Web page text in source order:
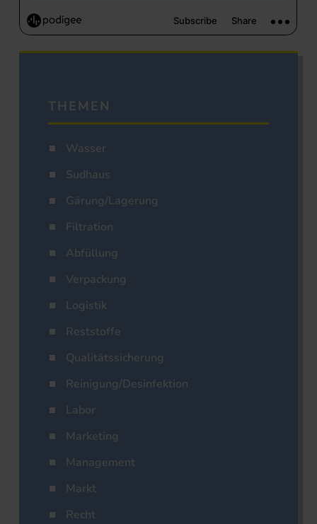
THEMEN
Wasser
Sudhaus
Gärung/Lagerung
Filtration
Abfüllung
Verpackung
Logistik
Reststoffe
Qualitätssicherung
Reinigung/Desinfektion
Labor
Marketing
Management
Markt
Recht